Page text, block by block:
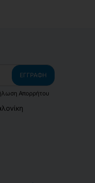
ΕΓΓΡΑΦΉ
Απορρήτου